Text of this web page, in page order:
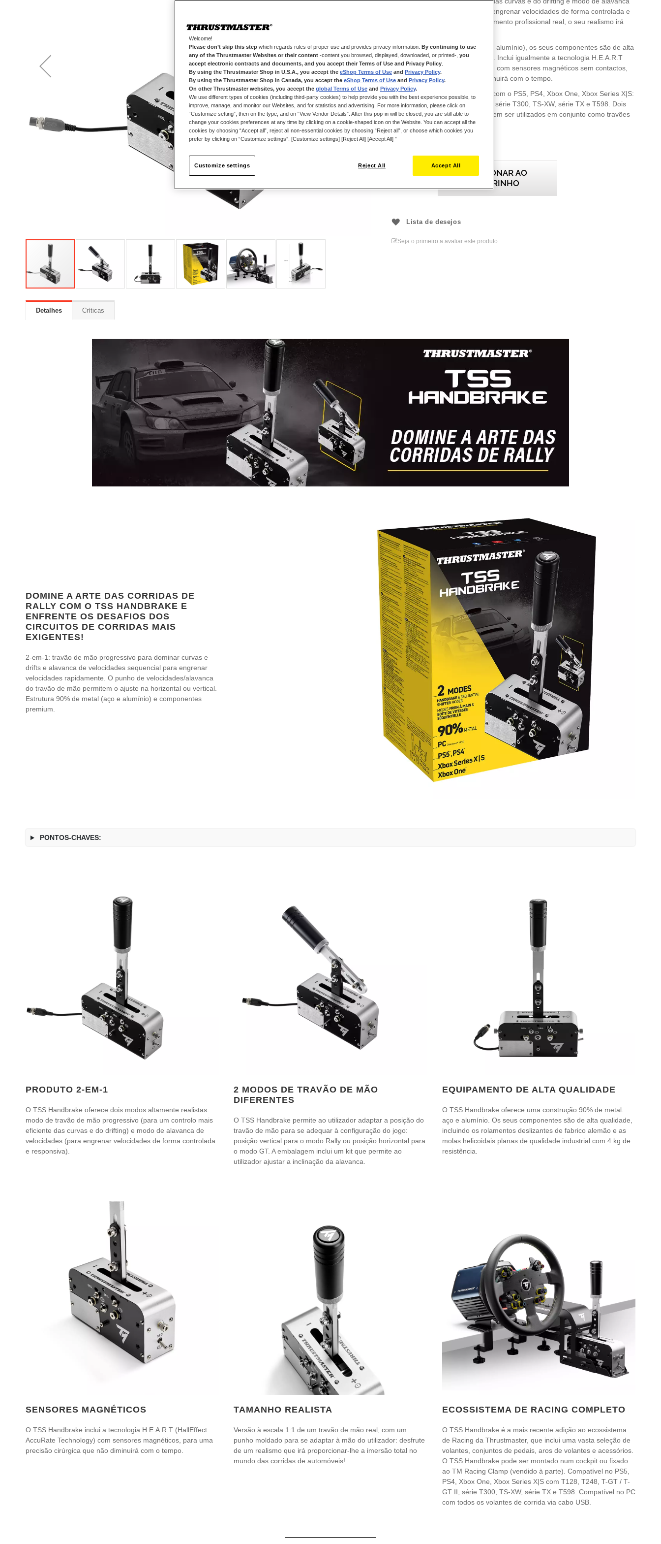
de velocidades sequencial para engrenar velocidades de forma controlada e
responsiva. Inspirado em equipamento profissional real, o seu realismo irá
Construído 90% em metal (aço e alumínio), os seus componentes são de alta
qualidade para maior resistência. Inclui igualmente a tecnologia H.E.A.R.T
(HallEffect AccuRate Technology) com sensores magnéticos sem contactos,
para uma precisão que não diminuirá com o tempo.
O TSS Handbrake é compatível com o PS5, PS4, Xbox One, Xbox Series X|S:
com T128, T248, T-GT / T-GT II, série T300, TS-XW, série TX e T598. Dois
dispositivos TSS Handbrake podem ser utilizados em conjunto como travões
de mão e alavancas de velocidades sequenciais, a fim de replicar um cockpit
de estilo Rally.
299,99 €
ADICIONAR AO
CARRINHO
Lista de desejos
Seja o primeiro a avaliar este produto
Detalhes
DOMINE A ARTE DAS CORRIDAS DE
RALLY COM O TSS HANDBRAKE E
ENFRENTE OS DESAFIOS DOS
CIRCUITOS DE CORRIDAS MAIS
EXIGENTES!
2-em-1: travão de mão progressivo para dominar curvas e
drifts e alavanca de velocidades sequencial para engrenar
velocidades rapidamente. O punho de velocidades/alavanca
do travão de mão permitem o ajuste na horizontal ou vertical.
Estrutura 90% de metal (aço e alumínio) e componentes
premium.
PONTOS-CHAVES:
PRODUTO 2-EM-1
O TSS Handbrake oferece dois modos altamente realistas:
modo de travão de mão progressivo (para um controlo mais
eficiente das curvas e do drifting) e modo de alavanca de
velocidades (para engrenar velocidades de forma controlada
e responsiva).
2 MODOS DE TRAVÃO DE MÃO
DIFERENTES
O TSS Handbrake permite ao utilizador adaptar a posição do
travão de mão para se adequar à configuração do jogo:
posição vertical para o modo Rally ou posição horizontal para
o modo GT. A embalagem inclui um kit que permite ao
utilizador ajustar a inclinação da alavanca.
EQUIPAMENTO DE ALTA QUALIDADE
O TSS Handbrake oferece uma construção 90% de metal:
aço e alumínio. Os seus componentes são de alta qualidade,
incluindo os rolamentos deslizantes de fabrico alemão e as
molas helicoidais planas de qualidade industrial com 4 kg de
resistência.
SENSORES MAGNÉTICOS
O TSS Handbrake inclui a tecnologia H.E.A.R.T (HallEffect
AccuRate Technology) com sensores magnéticos, para uma
precisão cirúrgica que não diminuirá com o tempo.
TAMANHO REALISTA
Versão à escala 1:1 de um travão de mão real, com um
punho moldado para se adaptar à mão do utilizador: desfrute
de um realismo que irá proporcionar-lhe a imersão total no
mundo das corridas de automóveis!
ECOSSISTEMA DE RACING COMPLETO
O TSS Handbrake é a mais recente adição ao ecossistema
de Racing da Thrustmaster, que inclui uma vasta seleção de
volantes, conjuntos de pedais, aros de volantes e acessórios.
O TSS Handbrake pode ser montado num cockpit ou fixado
ao TM Racing Clamp (vendido à parte). Compatível no PS5,
PS4, Xbox One, Xbox Series X|S com T128, T248, T-GT / T-
GT II, série T300, TS-XW, série TX e T598. Compatível no PC
com todos os volantes de corrida via cabo USB.
Críticas
Welcome!
Please don’t skip this step which regards rules of proper use and provides privacy information. By continuing to use
any of the Thrustmaster Websites or their content -content you browsed, displayed, downloaded, or printed-, you
accept electronic contracts and documents, and you accept their Terms of Use and Privacy Policy
By using the Thrustmaster Shop in U.S.A., you accept the eShop Terms of Use and Privacy Policy.
By using the Thrustmaster Shop in Canada, you accept the eShop Terms of Use and Privacy Policy.
On other Thrustmaster websites, you accept the global Terms of Use and Privacy Policy.
We use different types of cookies (including third-party cookies) to help provide you with the best experience possible, to
improve, manage, and monitor our Websites, and for statistics and advertising. For more information, please click on
“Customize setting”, then on the type, and on “View Vendor Details”. After this pop-in will be closed, you are still able to
change your cookies preferences at any time by clicking on a cookie-shaped icon on the Website. You can accept all the
cookies by choosing “Accept all”, reject all non-essential cookies by choosing “Reject all”, or choose which cookies you
prefer by clicking on “Customize settings”. [Customize settings] [Reject All] [Accept All] ”
Reject All Accept All
Customize settings